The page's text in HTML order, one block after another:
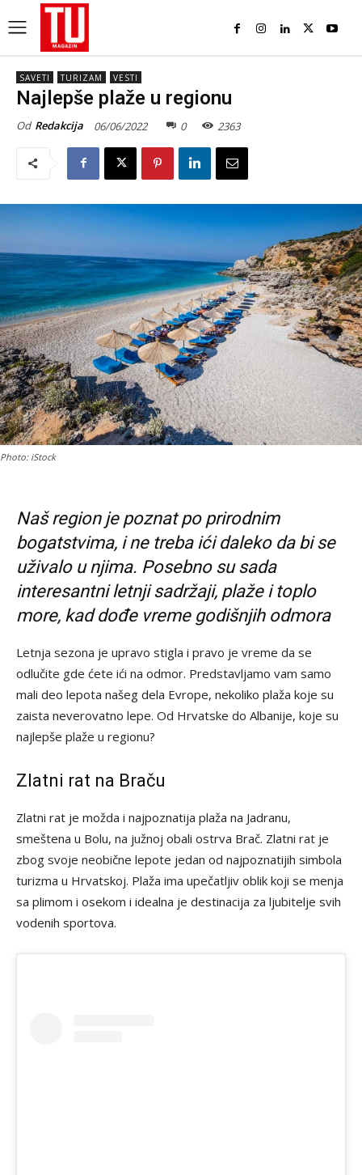
SAVETI TURIZAM VESTI
Najlepše plaže u regionu
Od Redakcija 06/06/2022 0 2363
Photo: iStock
Naš region je poznat po prirodnim
bogatstvima, i ne treba ići daleko da bi se
uživalo u njima. Posebno su sada
interesantni letnji sadržaji, plaže i toplo
more, kad dođe vreme godišnjih odmora
Letnja sezona je upravo stigla i pravo je vreme da se
odlučite gde ćete ići na odmor. Predstavljamo vam samo
mali deo lepota našeg dela Evrope, nekoliko plaža koje su
zaista neverovatno lepe. Od Hrvatske do Albanije, koje su
najlepše plaže u regionu?
Zlatni rat na Braču
Zlatni rat je možda i najpoznatija plaža na Jadranu,
smeštena u Bolu, na južnoj obali ostrva Brač. Zlatni rat je
zbog svoje neobične lepote jedan od najpoznatijih simbola
turizma u Hrvatskoj. Plaža ima upečatljiv oblik koji se menja
sa plimom i osekom i idealna je destinacija za ljubitelje svih
vodenih sportova.